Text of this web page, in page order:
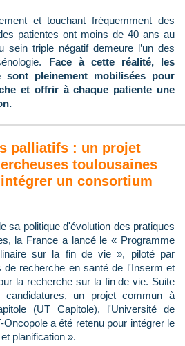
et touchant fréquemment des
patientes ont moins de 40 ans au
sein triple négatif demeure l’un des
Face à cette réalité, les
sont pleinement mobilisées pour
et offrir à chaque patiente une
palliatifs : un projet
toulousaines
un consortium
sa politique d'évolution des pratiques
la France a lancé le « Programme
sur la fin de vie », piloté par
de recherche en santé de l'Inserm et
la recherche sur la fin de vie. Suite
un projet commun à
(UT Capitole), l'Université de
a été retenu pour intégrer le
planification ».